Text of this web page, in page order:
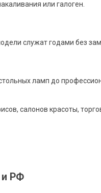
или галоген.
служат годами без
ламп до
салонов красоты,
и РФ